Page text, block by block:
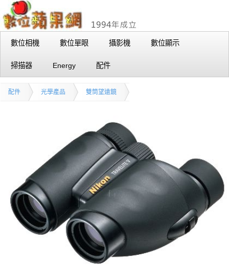
數位相機 數位單眼 攝影機 數位顯示
掃描器 Energy 配件
配件 光學產品 雙筒望遠鏡